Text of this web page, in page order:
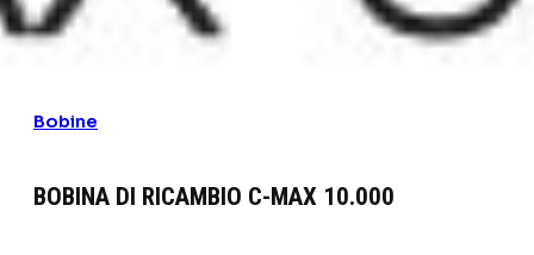
Bobine
BOBINA DI RICAMBIO C-MAX 10.000